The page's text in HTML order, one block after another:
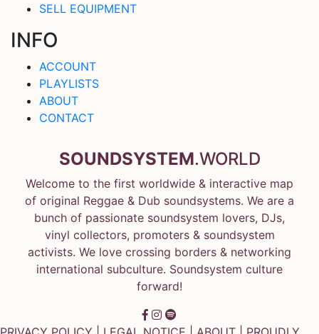
SELL EQUIPMENT
INFO
ACCOUNT
PLAYLISTS
ABOUT
CONTACT
SOUNDSYSTEM.WORLD
Welcome to the first worldwide & interactive map
of original Reggae & Dub soundsystems. We are a
bunch of passionate soundsystem lovers, DJs,
vinyl collectors, promoters & soundsystem
activists. We love crossing borders & networking
international subculture. Soundsystem culture
forward!